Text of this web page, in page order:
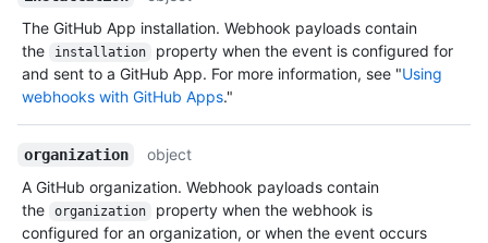
The GitHub App installation. Webhook payloads contain
the
installation
property when the event is configured for
and sent to a GitHub App. For more information, see "Using
webhooks with GitHub Apps."
organization
object
A GitHub organization. Webhook payloads contain
the
organization
property when the webhook is
configured for an organization, or when the event occurs